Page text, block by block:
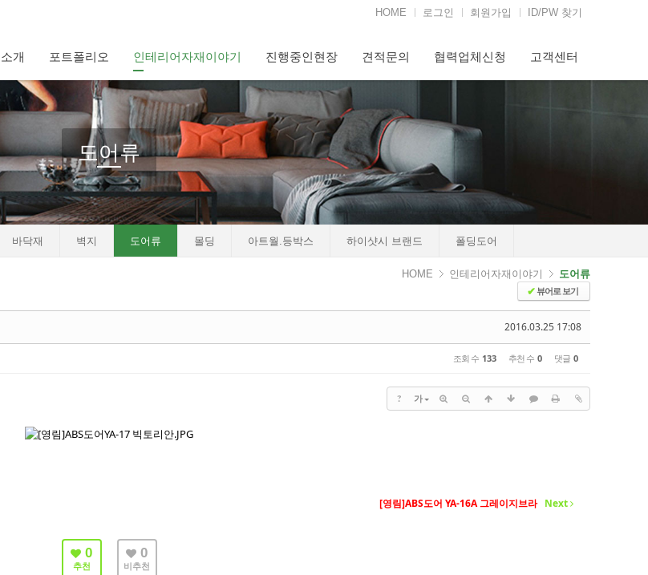
HOME
로그인 회원가입 ID/PW 찾기
소개 포트폴리오 인테리어자재이야기 진행중인현장 견적문의 협력업체신청 고객센터
도어류
바닥재 벽지 도어류 몰딩 아트월.등박스 하이샷시 브랜드 폴딩도어
HOME 인테리어자재이야기
도어류
✔뷰어로 보기
2016.03.25 17:08
조회 수 133 추천 수 0 댓글 0
? 가
[영림]ABS도어 YA-16A 그레이지브라 Next
0
추천
0
비추천